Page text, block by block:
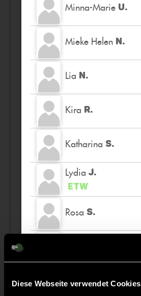
Diese Webseite verwendet Cookies
Minna-Marie U.
Mieke Helen N.
Lia N.
Kira R.
Katharina S.
Lydia J.
ETW
Rosa S.
Hermine C.